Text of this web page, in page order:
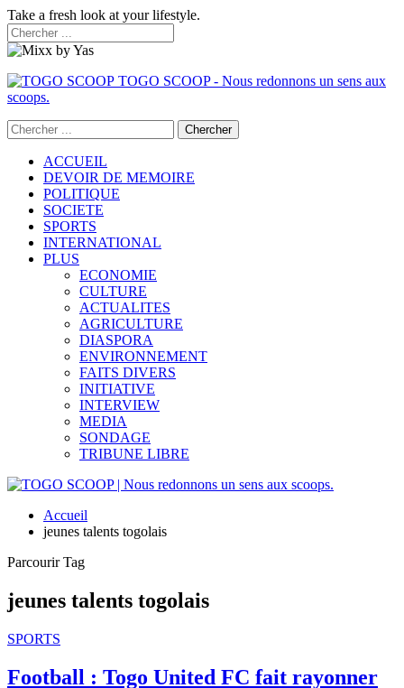
Take a fresh look at your lifestyle.
TOGO SCOOP - Nous redonnons un sens aux
scoops.
ACCUEIL
DEVOIR DE MEMOIRE
POLITIQUE
SOCIETE
SPORTS
INTERNATIONAL
PLUS
ECONOMIE
CULTURE
ACTUALITES
AGRICULTURE
DIASPORA
ENVIRONNEMENT
FAITS DIVERS
INITIATIVE
INTERVIEW
MEDIA
SONDAGE
TRIBUNE LIBRE
Accueil
jeunes talents togolais
Parcourir Tag
jeunes talents togolais
SPORTS
Football : Togo United FC fait rayonner